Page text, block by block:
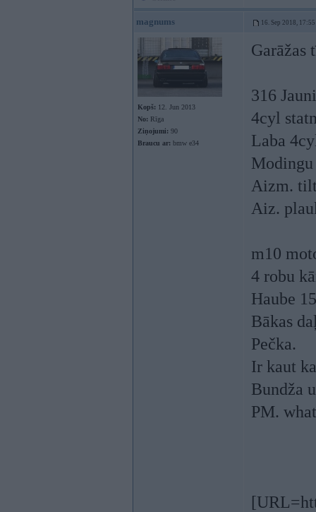
magnums 16. Sep 2018, 17:55
Kopš: 12. Jun 2013
No: Rīga
Ziņojumi: 90
Braucu ar: bmw e34
Garāžas
316
4cyl
Laba
Modingu
Aizm.
Aiz.
m10
4 robu
Haube
Bākas
Pečka.
Ir kaut
Bundža
PM.